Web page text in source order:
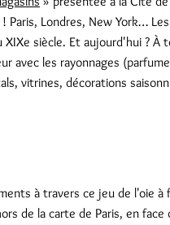
Londres, New York…
siècle. Et aujourd'hui ? À
avec les rayonnages
vitrines, décorations
à travers ce jeu de l'oie
de la carte de Paris, en